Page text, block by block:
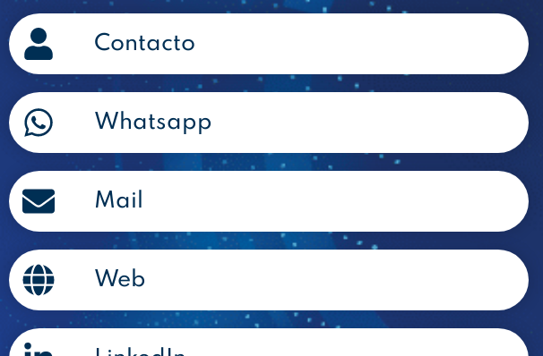
Contacto
Whatsapp
Mail
Web